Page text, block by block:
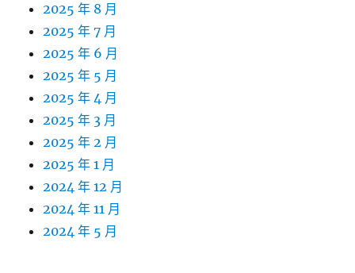
2025 年 8 月
2025 年 7 月
2025 年 6 月
2025 年 5 月
2025 年 4 月
2025 年 3 月
2025 年 2 月
2025 年 1 月
2024 年 12 月
2024 年 11 月
2024 年 5 月